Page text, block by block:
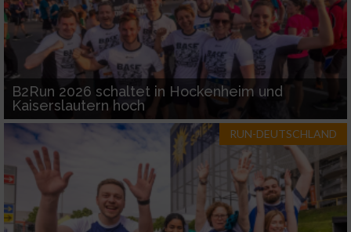
B2Run 2026 schaltet in Hockenheim und
Kaiserslautern hoch
RUN-DEUTSCHLAND